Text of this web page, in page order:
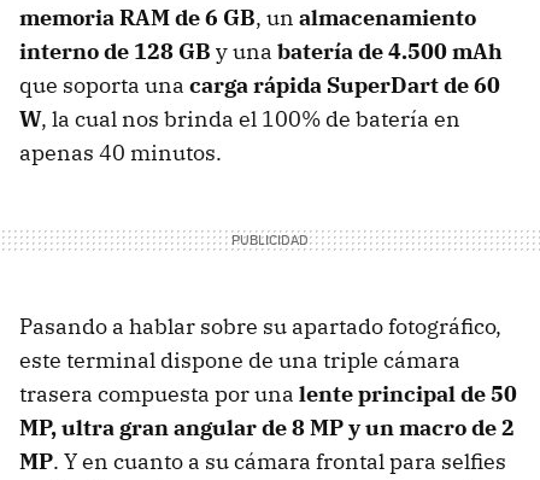
memoria RAM de 6 GB, un almacenamiento
interno de 128 GB y una batería de 4.500 mAh
que soporta una carga rápida SuperDart de 60
W, la cual nos brinda el 100% de batería en
apenas 40 minutos.
Pasando a hablar sobre su apartado fotográfico,
este terminal dispone de una triple cámara
trasera compuesta por una lente principal de 50
MP, ultra gran angular de 8 MP y un macro de 2
MP. Y en cuanto a su cámara frontal para selfies